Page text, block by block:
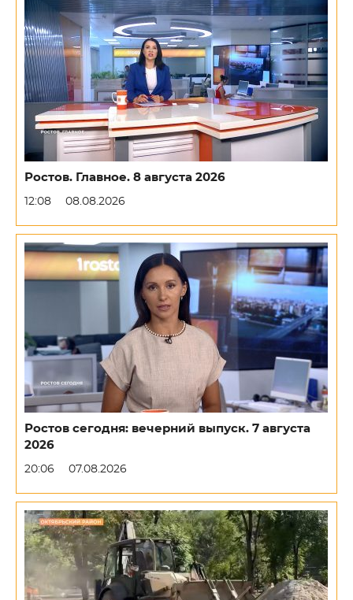
Ростов. Главное. 8 августа 2026
12:08 08.08.2026
Ростов сегодня: вечерний выпуск. 7 августа
2026
20:06 07.08.2026